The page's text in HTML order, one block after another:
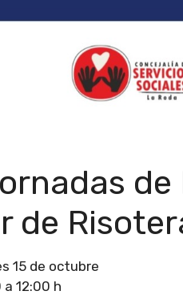
de
de
15 de octubre
a 12:00 h